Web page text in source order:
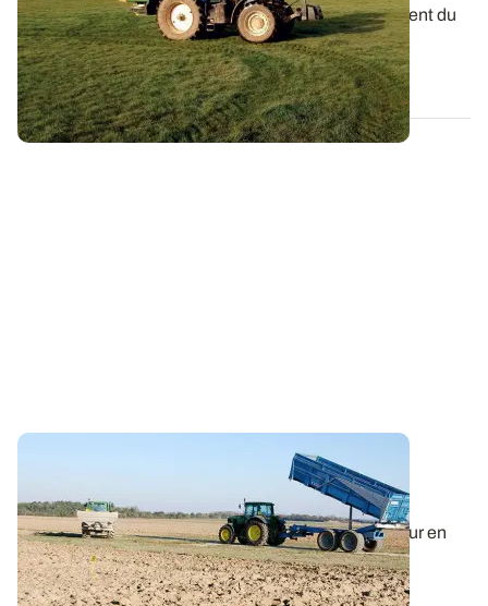
En prairies de graminées installées, le déclenchement du
premier apport d’azote se base...
06 FÉVR. 2025
Fumure de fond : le raisonnement de la
fertilisation PK repose sur quatre critères
Suivant le niveau d'exigence de la culture et la teneur en
PK dans le sol, il est possible...
03 AOÛT 2023